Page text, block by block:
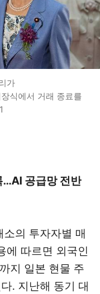
가
식에서 거래 종료를
…AI 공급망 전반
의 투자자별 매
에 따르면 외국인
지 일본 현물 주
. 지난해 동기 대